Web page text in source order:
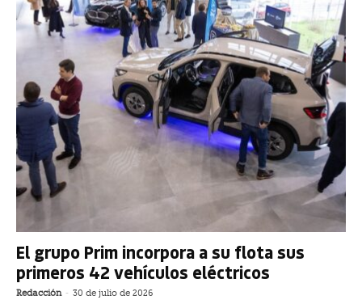
El grupo Prim incorpora a su flota sus
primeros 42 vehículos eléctricos
Redacción - 30 de julio de 2026